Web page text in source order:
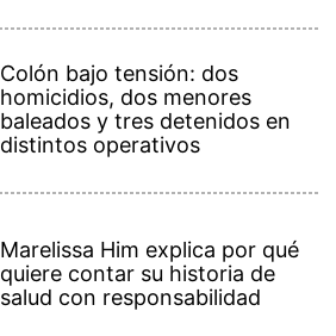
Colón bajo tensión: dos
homicidios, dos menores
baleados y tres detenidos en
distintos operativos
Marelissa Him explica por qué
quiere contar su historia de
salud con responsabilidad